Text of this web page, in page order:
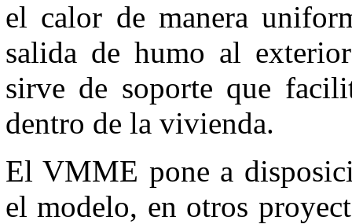
el calor de manera
salida de humo al
sirve de soporte que
dentro de la vivienda.
El VMME pone a
el modelo, en otros